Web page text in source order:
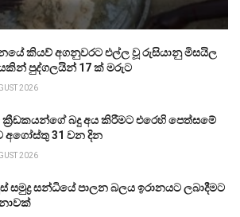
කියව් අගනුවරට එල්ල වූ රුසියානු මිසයිල
පුද්ගලයින් 17 ක් මරුට
2026
ක්‍රීඩකයන්ගේ බදු අය කිරීමට එරෙහි පෙත්සමේ
අගෝස්තු 31 වන දින
2026
සමුද්‍ර සන්ධියේ පාලන බලය ඉරානයට ලබාදීමට